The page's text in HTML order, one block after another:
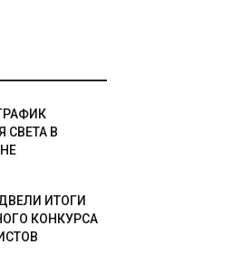
СВЕТА В
ИТОГИ
КОНКУРСА